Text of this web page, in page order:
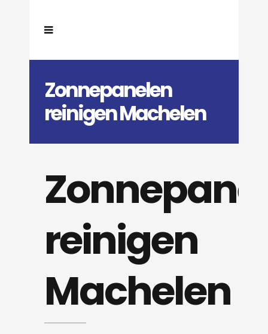
Zonnepanelen
reinigen Machelen
reinigen
Machelen